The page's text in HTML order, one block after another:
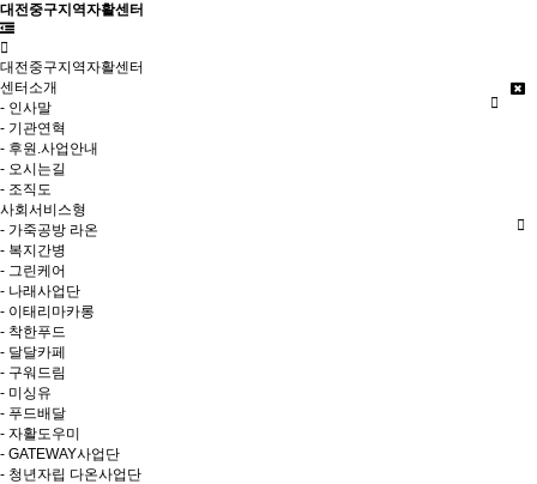
대전중구지역자활센터
대전중구지역자활센터
센터소개
- 인사말
- 기관연혁
- 후원.사업안내
- 오시는길
- 조직도
사회서비스형
- 가죽공방 라온
- 복지간병
- 그린케어
- 나래사업단
- 이태리마카롱
- 착한푸드
- 달달카페
- 구워드림
- 미싱유
- 푸드배달
- 자활도우미
- GATEWAY사업단
- 청년자립 다온사업단